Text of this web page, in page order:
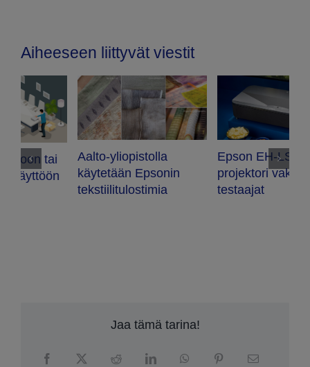
Aiheeseen liittyvät viestit
Epson EH-LS800
projektori vakuutti
Luovaa
tekstiilitulostusta Aalto-
yliopistolla